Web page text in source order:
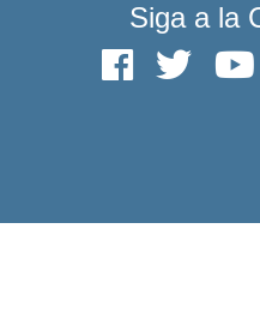
Siga a la